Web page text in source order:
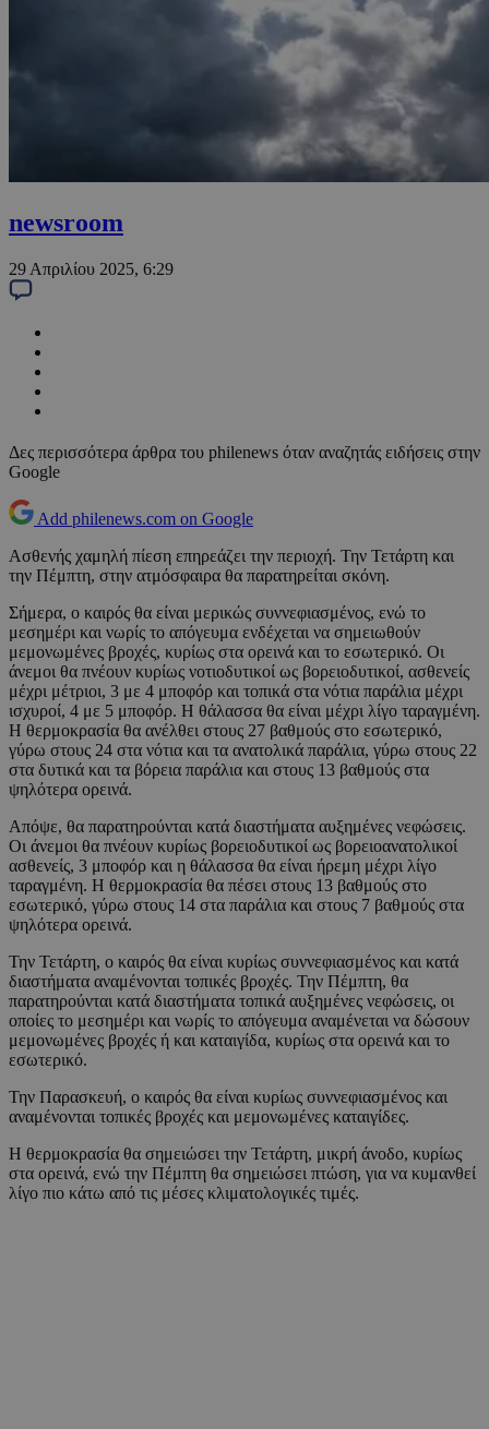
newsroom
29 Απριλίου 2025, 6:29
Δες περισσότερα άρθρα του philenews όταν αναζητάς ειδήσεις στην
Google
Add philenews.com on Google
Ασθενής χαμηλή πίεση επηρεάζει την περιοχή. Την Τετάρτη και
την Πέμπτη, στην ατμόσφαιρα θα παρατηρείται σκόνη.
Σήμερα, ο καιρός θα είναι μερικώς συννεφιασμένος, ενώ το
μεσημέρι και νωρίς το απόγευμα ενδέχεται να σημειωθούν
μεμονωμένες βροχές, κυρίως στα ορεινά και το εσωτερικό. Οι
άνεμοι θα πνέουν κυρίως νοτιοδυτικοί ως βορειοδυτικοί, ασθενείς
μέχρι μέτριοι, 3 με 4 μποφόρ και τοπικά στα νότια παράλια μέχρι
ισχυροί, 4 με 5 μποφόρ. Η θάλασσα θα είναι μέχρι λίγο ταραγμένη.
Η θερμοκρασία θα ανέλθει στους 27 βαθμούς στο εσωτερικό,
γύρω στους 24 στα νότια και τα ανατολικά παράλια, γύρω στους 22
στα δυτικά και τα βόρεια παράλια και στους 13 βαθμούς στα
ψηλότερα ορεινά.
Απόψε, θα παρατηρούνται κατά διαστήματα αυξημένες νεφώσεις.
Οι άνεμοι θα πνέουν κυρίως βορειοδυτικοί ως βορειοανατολικοί
ασθενείς, 3 μποφόρ και η θάλασσα θα είναι ήρεμη μέχρι λίγο
ταραγμένη. Η θερμοκρασία θα πέσει στους 13 βαθμούς στο
εσωτερικό, γύρω στους 14 στα παράλια και στους 7 βαθμούς στα
ψηλότερα ορεινά.
Την Τετάρτη, ο καιρός θα είναι κυρίως συννεφιασμένος και κατά
διαστήματα αναμένονται τοπικές βροχές. Την Πέμπτη, θα
παρατηρούνται κατά διαστήματα τοπικά αυξημένες νεφώσεις, οι
οποίες το μεσημέρι και νωρίς το απόγευμα αναμένεται να δώσουν
μεμονωμένες βροχές ή και καταιγίδα, κυρίως στα ορεινά και το
εσωτερικό.
Την Παρασκευή, ο καιρός θα είναι κυρίως συννεφιασμένος και
αναμένονται τοπικές βροχές και μεμονωμένες καταιγίδες.
Η θερμοκρασία θα σημειώσει την Τετάρτη, μικρή άνοδο, κυρίως
στα ορεινά, ενώ την Πέμπτη θα σημειώσει πτώση, για να κυμανθεί
λίγο πιο κάτω από τις μέσες κλιματολογικές τιμές.